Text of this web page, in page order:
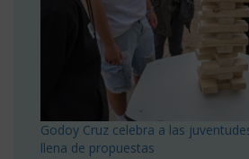
Godoy Cruz celebra a las
llena de propuestas